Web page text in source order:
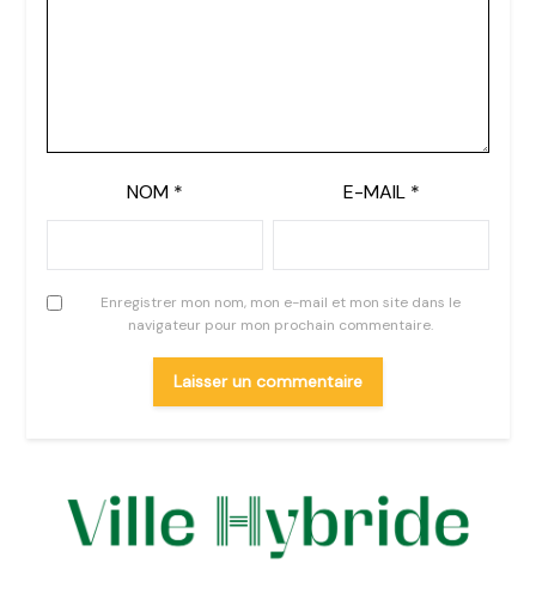
NOM * E-MAIL *
Enregistrer mon nom, mon e-mail et mon site dans le
navigateur pour mon prochain commentaire.